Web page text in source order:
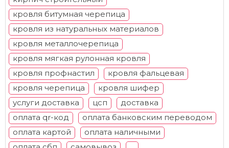
кровля битумная черепица
кровля из натуральных материалов
кровля металлочерепица
кровля мягкая рулонная кровля
кровля профнастил
кровля фальцевая
кровля черепица
кровля шифер
услуги доставка
цсп
доставка
оплата qr-код
оплата банковским переводом
оплата картой
оплата наличными